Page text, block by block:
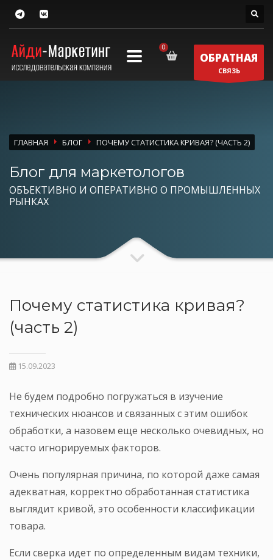
ОБРАТНАЯ
СВЯЗЬ
ГЛАВНАЯ БЛОГ ПОЧЕМУ СТАТИСТИКА КРИВАЯ? (ЧАСТЬ 2)
Блог для маркетологов
ОБЪЕКТИВНО И ОПЕРАТИВНО О ПРОМЫШЛЕННЫХ
РЫНКАХ
Почему статистика кривая?
(часть 2)
15.09.2023
Не будем подробно погружаться в изучение
технических нюансов и связанных с этим ошибок
обработки, а назовем еще несколько очевидных, но
часто игнорируемых факторов.
Очень популярная причина, по которой даже самая
адекватная, корректно обработанная статистика
выглядит кривой, это особенности классификации
товара.
Если сверка идет по определенным видам техники,